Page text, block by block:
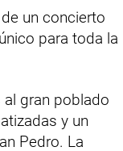
un concierto
para toda la
al gran poblado
y un
Pedro. La